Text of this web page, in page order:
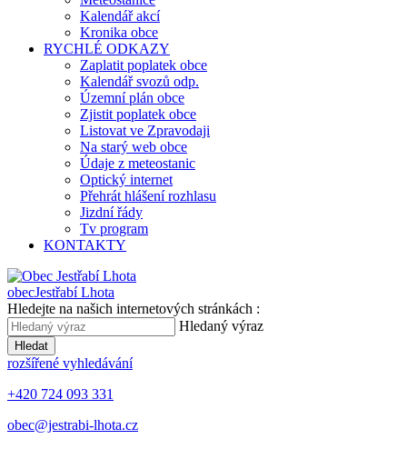
Kalendář akcí
Kronika obce
RYCHLÉ ODKAZY
Zaplatit poplatek obce
Kalendář svozů odp.
Územní plán obce
Zjistit poplatek obce
Listovat ve Zpravodaji
Na starý web obce
Údaje z meteostanic
Optický internet
Přehrát hlášení rozhlasu
Jizdní řády
Tv program
KONTAKTY
obecJestřabí Lhota
Hledejte na našich internetových stránkách :
Hledaný výraz
Hledat
rozšířené vyhledávání
+420 724 093 331
obec@jestrabi-lhota.cz